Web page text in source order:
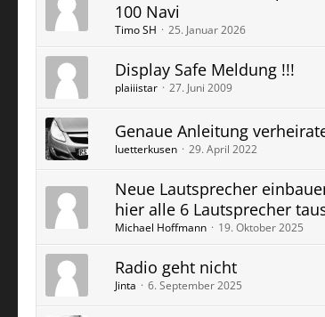
100 Navi
Timo SH 25. Januar 2026
Display Safe Meldung !!!
plaiiistar 27. Juni 2009
Genaue Anleitung
luetterkusen 29. April 2022
Neue Lautsprecher
hier alle 6 Lautsprecher
Michael Hoffmann 19. Oktober 2025
Radio geht nicht
Jinta 6. September 2025